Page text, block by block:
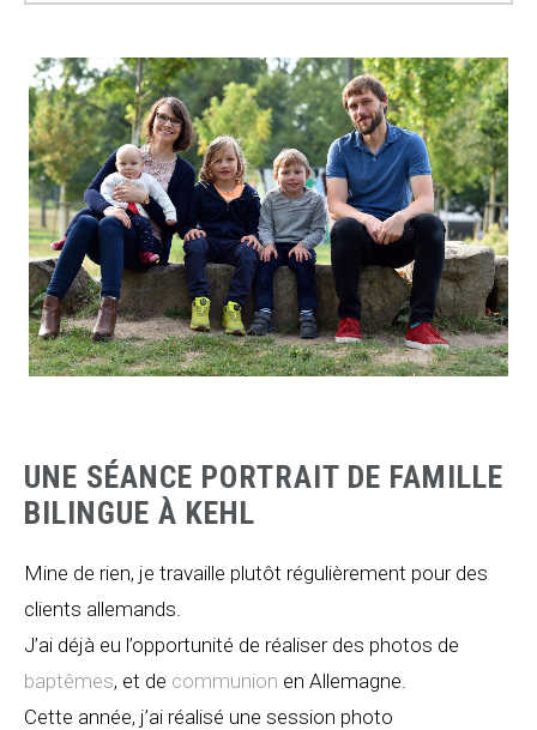
UNE SÉANCE PORTRAIT DE FAMILLE
BILINGUE À KEHL
Mine de rien, je travaille plutôt régulièrement pour des
clients allemands.
J’ai déjà eu l’opportunité de réaliser des photos de
baptêmes, et de communion en Allemagne.
Cette année, j’ai réalisé une session photo